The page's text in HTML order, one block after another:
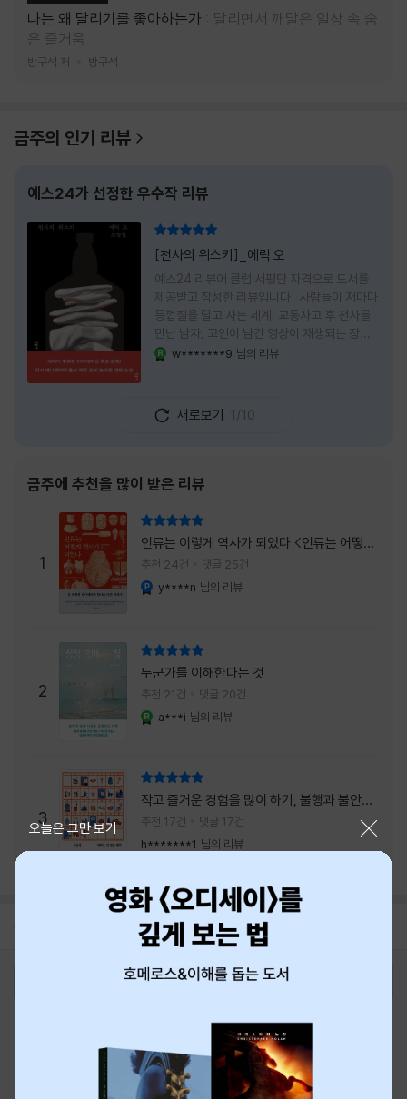
나는 왜 달리기를 좋아하는가
달리면서 깨달은 일상 속 숨
은 즐거움
방구석 저 방구석
금주의 인기 리뷰
예스24가 선정한 우수작 리뷰
[천사의 위스키]_에릭 오
예스24 리뷰어 클럽 서평단 자격으로 도서를
제공받고 작성한 리뷰입니다 사람들이 저마다
등껍질을 달고 사는 세계, 교통사고 후 천사를
만난 남자, 고인이 남긴 영상이 재생되는 장례
식장에서 똥을 싼 개. 이 책에는 몇 줄만 읽어도
넘어가 있었다. 소설을 읽으면서 잘 만든 단편
애니메이션 여러 편을 차례로 보는 기분이 들었
선명하게 그려졌고, 한 편이 끝날 때마다 질문
이 뒤따라왔다. 감출 수 없는 세계는 더 다정할
까 「등껍질」의 세계에서 사람들은 저마다 다른
등껍질을 달고 살아간다. 몸의 일부이면서 한
사람을 표현하는 수단
w*******9 님의 리뷰
새로보기 1/10
금주에 추천을 많이 받은 리뷰
1
인류는 이렇게 역사가 되었다 <인류는 어떻게
역사가 되었나>
추천 24건 댓글 25건
y****n 님의 리뷰
2
누군가를 이해한다는 것
추천 21건 댓글 20건
a***i 님의 리뷰
3
작고 즐거운 경험을 많이 하기, 불행과 불안을
회피하지 말기, 그리고 좋은 사람을 많이 만나
기.
추천 17건
댓글 17건
h*******1 님의 리뷰
공지 8월 신용카드 무이자할부 안내
오늘은 그만 보기
최근 본 상품
티켓 1544-6399
중고샵 1566-4295
eBook 1:1문의/채팅상담
예스이십사(주) 사업자 정보
이용약관
개인정보처리방침 청소년보호정책